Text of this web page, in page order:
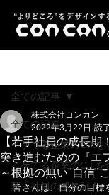
全ての記事
イケてる企業のC.I.を
イケてる企業のC.I.を
若手社員の成長記！
全ての記事
【若手社員の成長期
突き進むための『エ
～根拠の無い"自信"
株式会社コンカン
2022年3月22日 読
皆さんは、自分の目標